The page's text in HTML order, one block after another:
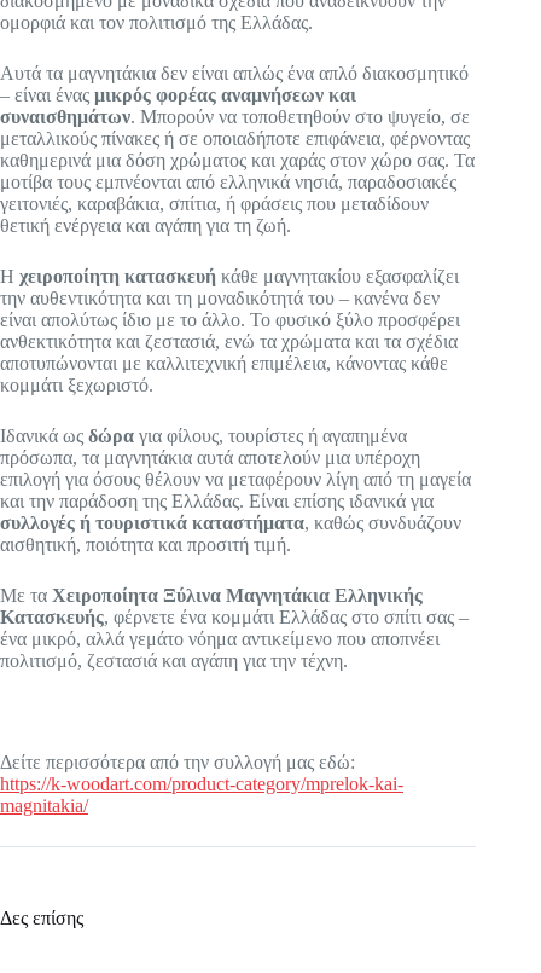
ομορφιά και τον πολιτισμό της Ελλάδας.
Αυτά τα μαγνητάκια δεν είναι απλώς ένα απλό διακοσμητικό
– είναι ένας μικρός φορέας αναμνήσεων και
συναισθημάτων. Μπορούν να τοποθετηθούν στο ψυγείο, σε
μεταλλικούς πίνακες ή σε οποιαδήποτε επιφάνεια, φέρνοντας
καθημερινά μια δόση χρώματος και χαράς στον χώρο σας. Τα
μοτίβα τους εμπνέονται από ελληνικά νησιά, παραδοσιακές
γειτονιές, καραβάκια, σπίτια, ή φράσεις που μεταδίδουν
θετική ενέργεια και αγάπη για τη ζωή.
Η χειροποίητη κατασκευή κάθε μαγνητακίου εξασφαλίζει
την αυθεντικότητα και τη μοναδικότητά του – κανένα δεν
είναι απολύτως ίδιο με το άλλο. Το φυσικό ξύλο προσφέρει
ανθεκτικότητα και ζεστασιά, ενώ τα χρώματα και τα σχέδια
αποτυπώνονται με καλλιτεχνική επιμέλεια, κάνοντας κάθε
κομμάτι ξεχωριστό.
Ιδανικά ως δώρα για φίλους, τουρίστες ή αγαπημένα
πρόσωπα, τα μαγνητάκια αυτά αποτελούν μια υπέροχη
επιλογή για όσους θέλουν να μεταφέρουν λίγη από τη μαγεία
και την παράδοση της Ελλάδας. Είναι επίσης ιδανικά για
συλλογές ή τουριστικά καταστήματα, καθώς συνδυάζουν
αισθητική, ποιότητα και προσιτή τιμή.
Με τα Χειροποίητα Ξύλινα Μαγνητάκια Ελληνικής
Κατασκευής, φέρνετε ένα κομμάτι Ελλάδας στο σπίτι σας –
ένα μικρό, αλλά γεμάτο νόημα αντικείμενο που αποπνέει
πολιτισμό, ζεστασιά και αγάπη για την τέχνη.
Δείτε περισσότερα από την συλλογή μας εδώ:
https://k-woodart.com/product-category/mprelok-kai-
magnitakia/
Δες επίσης